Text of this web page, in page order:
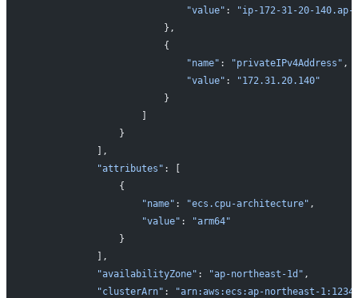
                           "value"
:
"ip-172-31-20-
                       },
                       {
                           "name"
: "privateIPv4Address" ,
                           "value"
:
"172.31.20.140"
                       }
                   ]
               }
           ],
           "attributes"
: [
               {
                   "name"
: "ecs.cpu-architecture" ,
                   "value"
:
"arm64"
               }
           ],
           "availabilityZone"
: "ap-northeast-1d" ,
           "clusterArn"
:
"arn:aws:ecs:ap-northeast-